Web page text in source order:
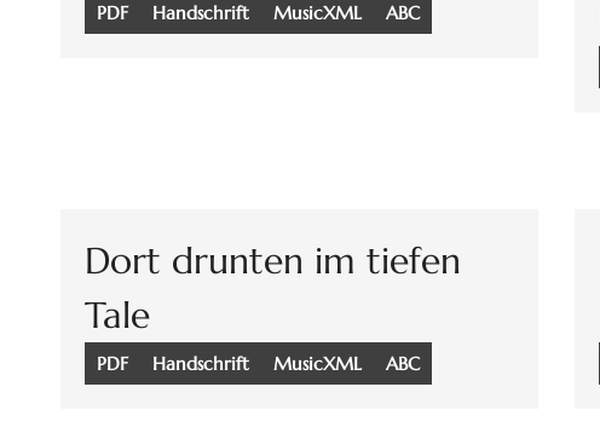
PDF Handschrift MusicXML ABC
Dort drunten im tiefen
Tale
PDF Handschrift MusicXML ABC